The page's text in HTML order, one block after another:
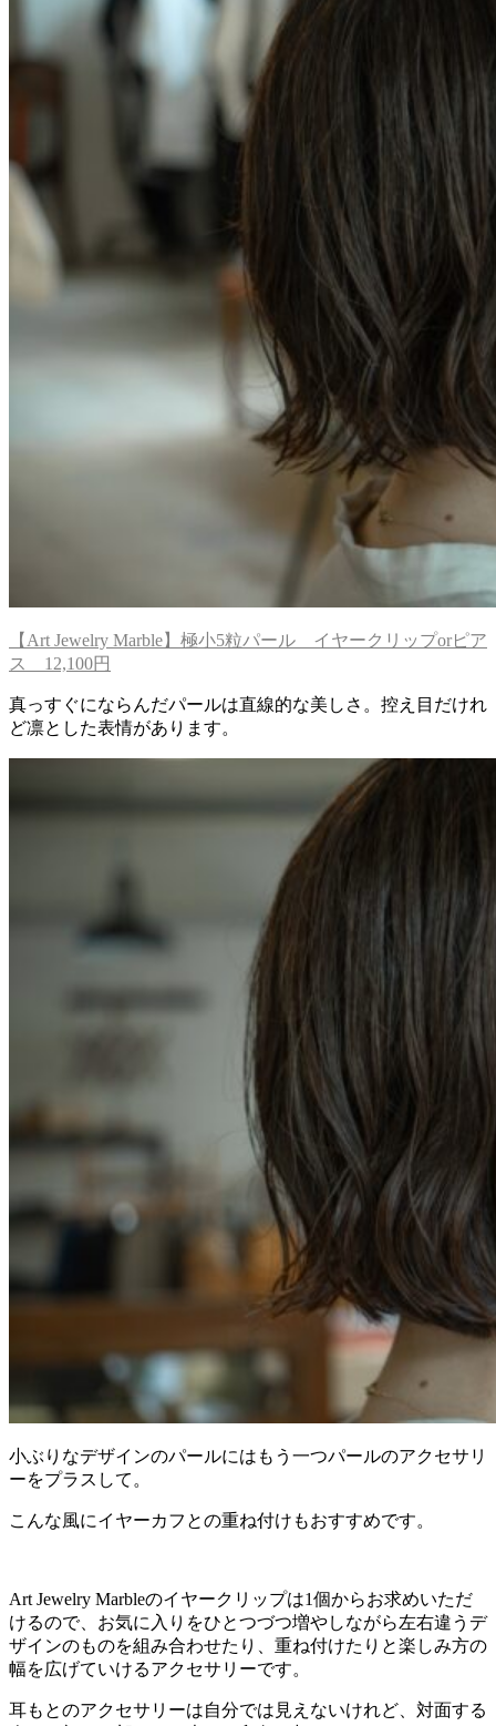
【Art Jewelry Marble】極小5粒パール イヤークリップorピア
ス 12,100円
真っすぐにならんだパールは直線的な美しさ。控え目だけれ
ど凛とした表情があります。
小ぶりなデザインのパールにはもう一つパールのアクセサリ
ーをプラスして。
こんな風にイヤーカフとの重ね付けもおすすめです。
Art Jewelry Marbleのイヤークリップは1個からお求めいただ
けるので、お気に入りをひとつづつ増やしながら左右違うデ
ザインのものを組み合わせたり、重ね付けたりと楽しみ方の
幅を広げていけるアクセサリーです。
耳もとのアクセサリーは自分では見えないけれど、対面する